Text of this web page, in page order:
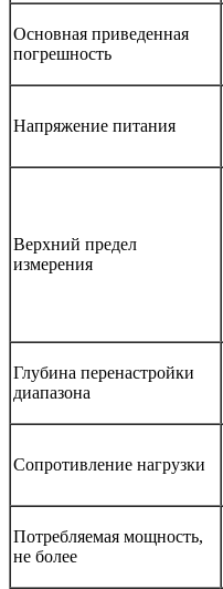
Основная приведенная
погрешность
Напряжение питания
Верхний предел
измерения
Глубина перенастройки
диапазона
Сопротивление нагрузки
Потребляемая мощность,
не более